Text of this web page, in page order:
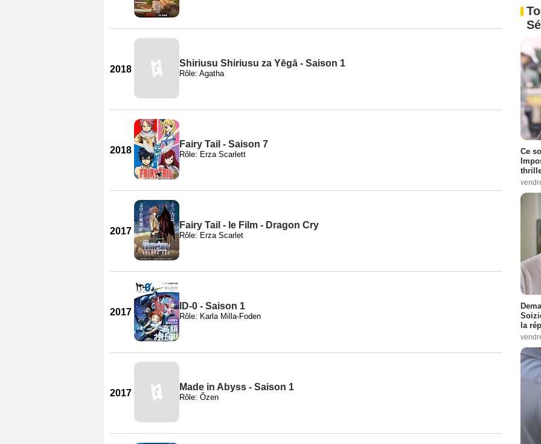
2018
Shiriusu Shiriusu za Yēgā - Saison 1
Rôle: Agatha
2018
Fairy Tail - Saison 7
Rôle: Erza Scarlett
2017
Fairy Tail - le Film - Dragon Cry
Rôle: Erza Scarlet
2017
ID-0 - Saison 1
Rôle: Karla Milla-Foden
2017
Made in Abyss - Saison 1
Rôle: Ôzen
Ce
la